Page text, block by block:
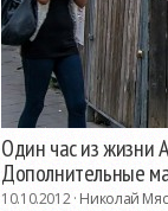
Один час из жизни
Дополнительные
10.10.2012 ·Николай